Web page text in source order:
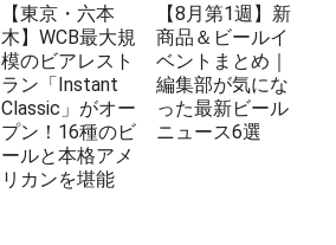
【東京・六本
木】WCB最大規
模のビアレスト
ラン「Instant
Classic」がオー
プン！16種のビ
ールと本格アメ
リカンを堪能
【8月第1週】新
商品＆ビールイ
ベントまとめ｜
編集部が気にな
った最新ビール
ニュース6選